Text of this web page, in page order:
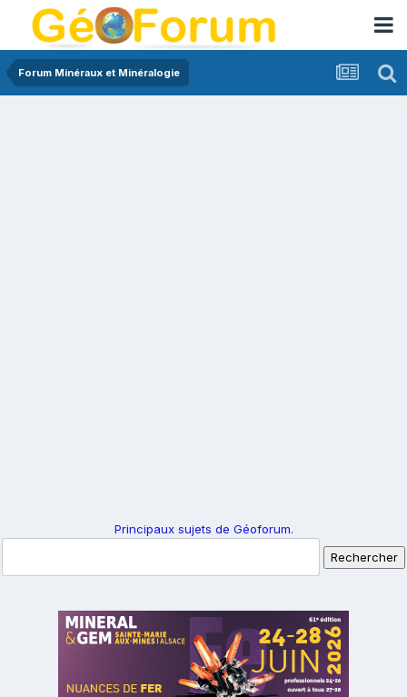
Forum Minéraux et Minéralogie
Principaux sujets de Géoforum.